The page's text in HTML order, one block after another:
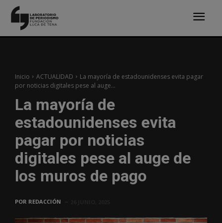
Inicio ACTUALIDAD
La mayoría de estadounidenses evita pagar
por noticias digitales pese al auge...
La mayoría de
estadounidenses evita
pagar por noticias
digitales pese al auge de
los muros de pago
POR REDACCIÓN